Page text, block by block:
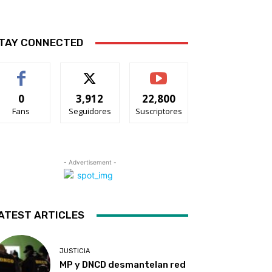
CONNECTED
0
Fans
3,912
Seguidores
22,800
Suscriptores
- Advertisement -
ARTICLES
JUSTICIA
MP y DNCD desmantelan red